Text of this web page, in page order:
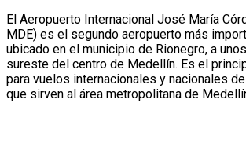
El Aeropuerto Internacional José María
MDE) es el segundo aeropuerto más
ubicado en el municipio de Rionegro, a
sureste del centro de Medellín. Es el
para vuelos internacionales y nacionales
que sirven al área metropolitana de